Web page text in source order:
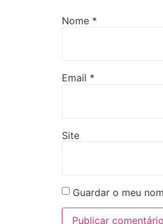
Nome *
Email *
Site
Guardar o meu